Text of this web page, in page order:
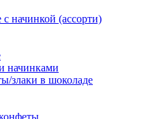
начинкой (ассорти)
начинками
злаки в шоколаде